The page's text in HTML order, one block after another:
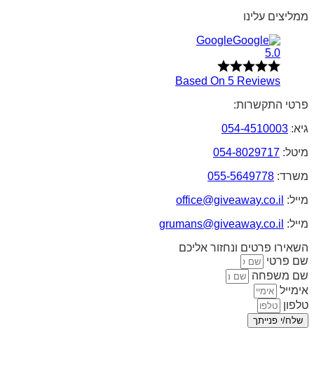
ממליצים עלינו
Google
5.0
Based On 5 Reviews
פרטי התקשרות:
גיא: 054-4510003
מיטל: 054-8029717
משרד: 055-5649778
מייל: office@giveaway.co.il
מייל: grumans@giveaway.co.il
השאירו פרטים ונחזור אליכם
שם פרטי
שם משפחה
אימייל
טלפון
שלח/י פנייתך